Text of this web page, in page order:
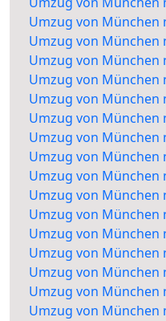
Umzug von München
Umzug von München
Umzug von München
Umzug von München
Umzug von München
Umzug von München
Umzug von München
Umzug von München
Umzug von München
Umzug von München
Umzug von München
Umzug von München
Umzug von München
Umzug von München
Umzug von München
Umzug von München